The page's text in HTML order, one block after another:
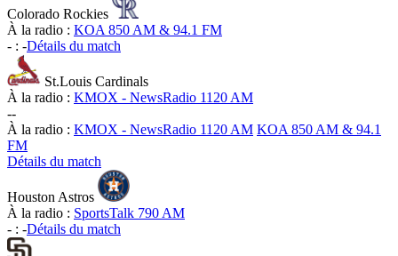
Colorado Rockies
À la radio : KOA 850 AM & 94.1 FM
- : -Détails du match
St.Louis Cardinals
À la radio : KMOX - NewsRadio 1120 AM
--
À la radio : KMOX - NewsRadio 1120 AM KOA 850 AM & 94.1
FM
Détails du match
Houston Astros
À la radio : SportsTalk 790 AM
- : -Détails du match